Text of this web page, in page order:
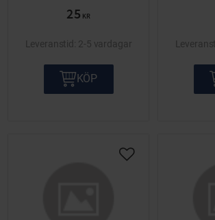
25 KR
2-5 vardagar
KÖP
Lägg till i önskelista